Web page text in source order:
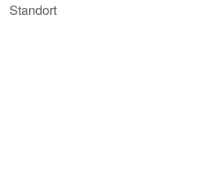
Standort